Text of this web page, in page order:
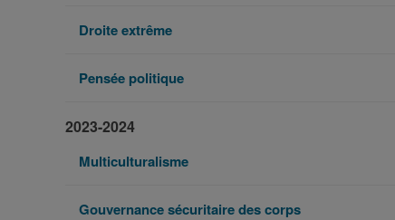
Droite extrême
Pensée politique
2023-2024
Multiculturalisme
Gouvernance sécuritaire des corps